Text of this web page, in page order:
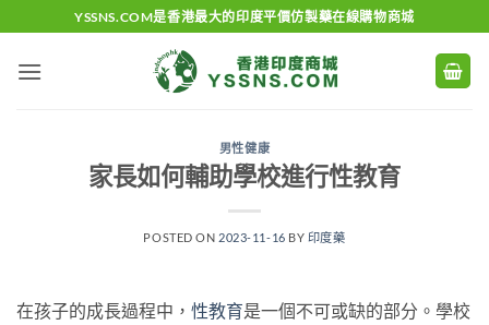
to
content
YSSNS.COM是香港最大的印度平價仿製藥在線購物商城
男性健康
家長如何輔助學校進行性教育
POSTED ON 2023-11-16 BY 印度藥
在孩子的成長過程中， 性教育是一個不可或缺的部分。學校